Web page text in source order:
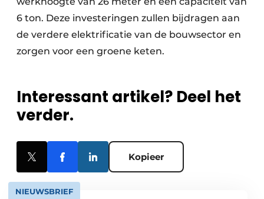
6 ton. Deze investeringen zullen bijdragen aan
de verdere elektrificatie van de bouwsector en
zorgen voor een groene keten.
Interessant artikel? Deel het
verder.
Kopieer
NIEUWSBRIEF